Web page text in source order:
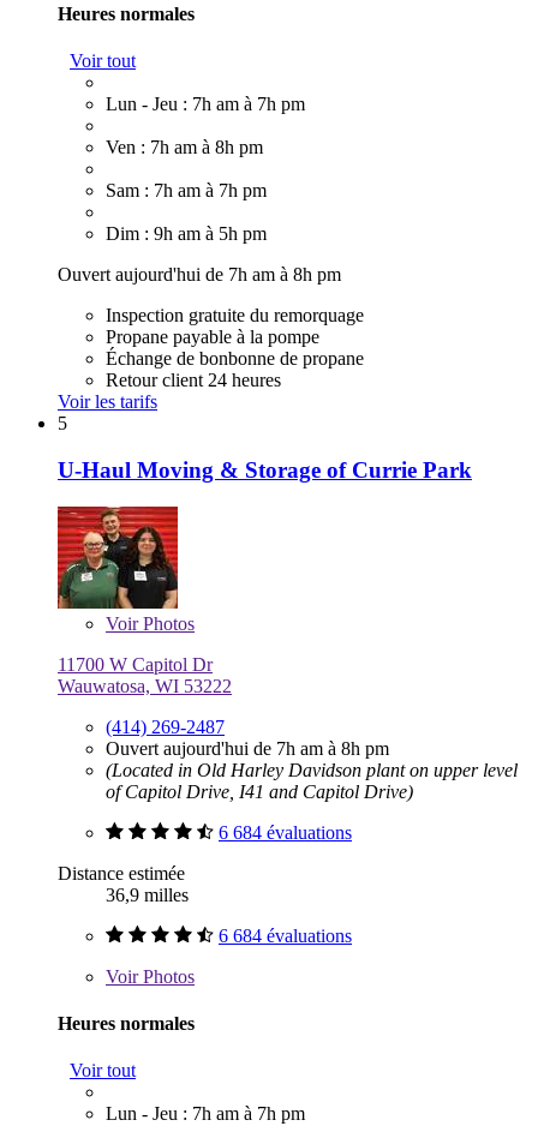
Heures normales
Voir tout
Lun - Jeu : 7h am à 7h pm
Ven : 7h am à 8h pm
Sam : 7h am à 7h pm
Dim : 9h am à 5h pm
Ouvert aujourd'hui de 7h am à 8h pm
Inspection gratuite du remorquage
Propane payable à la pompe
Échange de bonbonne de propane
Retour client 24 heures
Voir les tarifs
5
U-Haul Moving & Storage of Currie Park
VoirPhotos
11700 W Capitol Dr
Wauwatosa, WI 53222
(414) 269-2487
Ouvert aujourd'hui de 7h am à 8h pm
(Located in Old Harley Davidson plant on upper level
of Capitol Drive, I41 and Capitol Drive)
6 684 évaluations
Distance estimée
36,9 milles
6 684 évaluations
VoirPhotos
Heures normales
Voir tout
Lun - Jeu : 7h am à 7h pm